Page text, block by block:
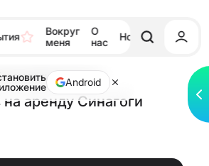
Вокруг
меня
О
нас
Новости Тора
Android
аренду Синагоги